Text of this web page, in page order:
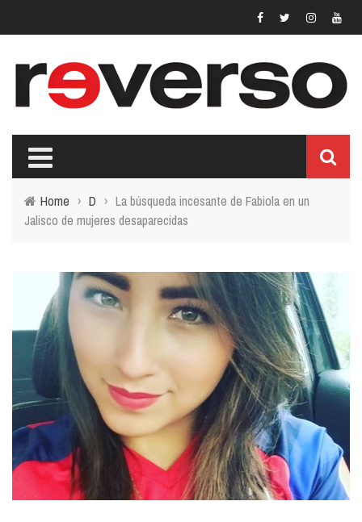
Home › D › La búsqueda incesante de Fabiola en un
Jalisco de mujeres desaparecidas